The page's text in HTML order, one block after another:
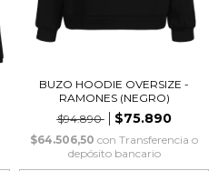
BUZO HOODIE OVERSIZE -
RAMONES (NEGRO)
$94.890
$75.890
$64.506,50 con Transferencia o
depósito bancario